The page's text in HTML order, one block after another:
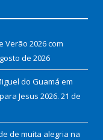
Verão 2026 com
de 2026
do Guamá em
Jesus 2026. 21 de
de muita alegria na